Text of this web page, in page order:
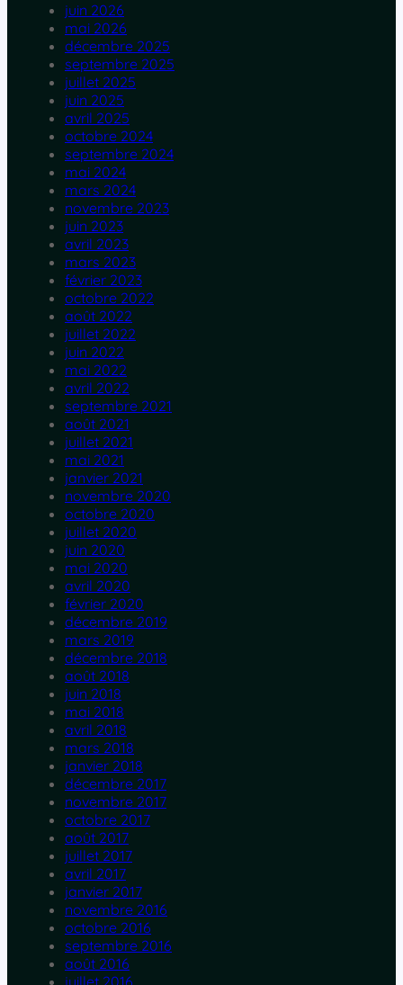
juin 2026
mai 2026
décembre 2025
septembre 2025
juillet 2025
juin 2025
avril 2025
octobre 2024
septembre 2024
mai 2024
mars 2024
novembre 2023
juin 2023
avril 2023
mars 2023
février 2023
octobre 2022
août 2022
juillet 2022
juin 2022
mai 2022
avril 2022
septembre 2021
août 2021
juillet 2021
mai 2021
janvier 2021
novembre 2020
octobre 2020
juillet 2020
juin 2020
mai 2020
avril 2020
février 2020
décembre 2019
mars 2019
décembre 2018
août 2018
juin 2018
mai 2018
avril 2018
mars 2018
janvier 2018
décembre 2017
novembre 2017
octobre 2017
août 2017
juillet 2017
avril 2017
janvier 2017
novembre 2016
octobre 2016
septembre 2016
août 2016